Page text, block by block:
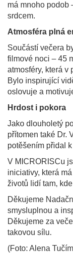
má mnoho podob
srdcem.
Atmosféra plná
Součástí večera
filmové noci – 45
atmosféry, která v
Bylo inspirující
oslovuje a
Hrdost i pokora
Jako dlouholetý
přítomen také Dr.
potěšením přidal
V MICRORISCu
iniciativy, která
životů lidí tam,
Děkujeme
smysluplnou a
Děkujeme za
takovou sílu.
(Foto: Alena